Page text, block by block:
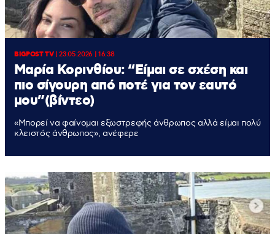
BIGPOST TV|23.05.2026 | 16:38
Μαρία Κορινθίου: “Είμαι σε σχέση και
πιο σίγουρη από ποτέ για τον εαυτό
μου”(βίντεο)
«Μπορεί να φαίνομαι εξωστρεφής άνθρωπος αλλά είμαι πολύ
κλειστός άνθρωπος», ανέφερε